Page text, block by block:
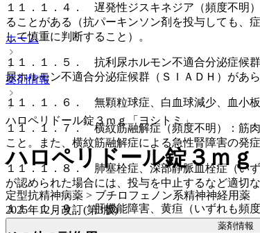
１１．１．４． 遅発性ジスキネジア（頻度不明
ることがある（抗パーキンソン剤を投与しても、
して慎重に判断すること）。
１１．１．５． 抗利尿ホルモン不適合分泌症候
尿ホルモン不適合分泌症候群（ＳＩＡＤＨ）があ
１１．１．６． 無顆粒球症、白血球減少、血小
１１．１．７． 横紋筋融解症（頻度不明）：筋
こと。また、横紋筋融解症による急性腎障害の発
１１．１．８． 肺塞栓症、深部静脈血栓症（い
が認められた場合には、投与を中止するなど適切
１１．１．９． 肝機能障害、黄疸（いずれも頻
ホーム
薬剤情報
ハロペリドール錠３ｍｇ「ヨシトミ」
ハロペリドール錠３ｍ
定型抗精神病薬 > ブチロフェノン系精神神経用薬
2025年12月改訂(第3版)
薬剤情報